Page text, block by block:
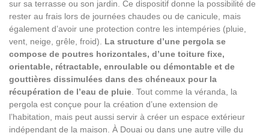
sur sa terrasse ou son jardin. Ce dispositif donne la possibilité de
rester au frais lors de journées chaudes ou de canicule, mais
également d’avoir une protection contre les intempéries (pluie,
vent, neige, grêle, froid). La structure d’une pergola se
compose de poutres horizontales, d’une toiture fixe,
orientable, rétractable, enroulable ou démontable et de
gouttières dissimulées dans des chéneaux pour la
récupération de l’eau de pluie . Tout comme la véranda, la
pergola est conçue pour la création d’une extension de
l’habitation, mais peut aussi servir à créer un espace extérieur
indépendant de la maison. À Douai ou dans une autre ville du